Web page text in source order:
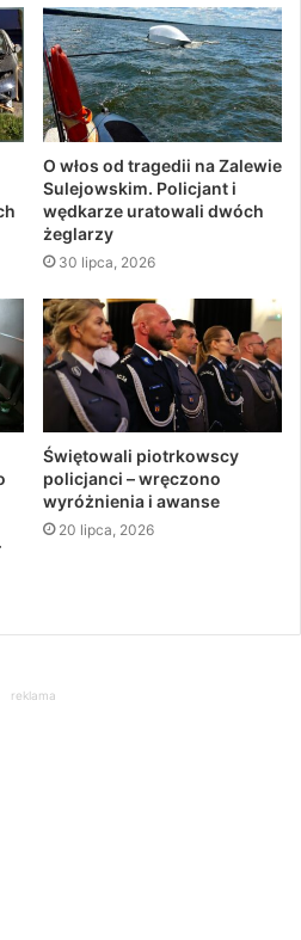
O włos od tragedii na Zalewie
Sulejowskim. Policjant i
wędkarze uratowali dwóch
żeglarzy
30 lipca, 2026
Świętowali piotrkowscy
policjanci – wręczono
wyróżnienia i awanse
20 lipca, 2026
reklama